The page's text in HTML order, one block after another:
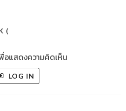
(
พื่อแสดงความคิดเห็น
LOG IN